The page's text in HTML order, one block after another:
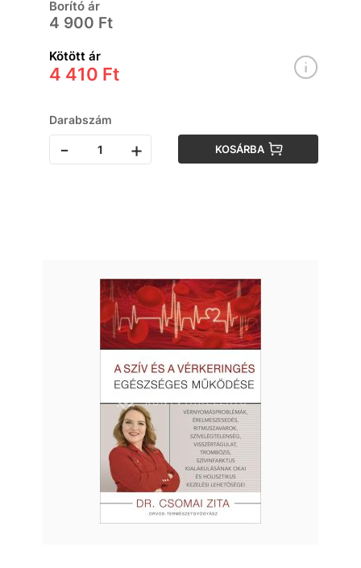
Borító ár
4 900 Ft
Kötött ár
4 410 Ft
Darabszám
- + KOSÁRBA